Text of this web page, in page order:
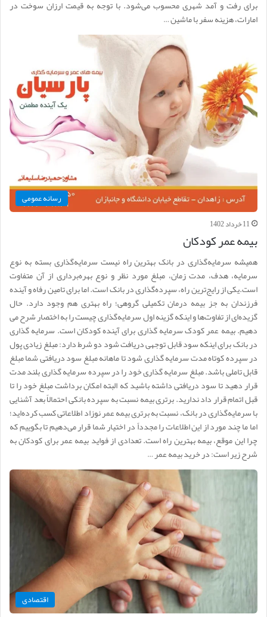
برای رفت و آمد شهری محسوب می‌شود. با توجه به قیمت ارزان سوخت در
امارات، هزینه سفر با ماشین …
رسانه عمومی
11 خرداد 1402
بیمه عمر کودکان
همیشه سرمایه‌گذاری در بانک بهترین راه نیست سرمایه‌گذاری بسته به نوع
سرمایه، هدف، مدت زمان، مبلغ مورد نظر و نوع بهره‌برداری از آن متفاوت
است.یکی از رایج‌ترین راه، سپرده‌گذاری در بانک است. اما برای تامین رفاه و آینده
فرزندان به جز بیمه درمان تکمیلی گروهی؛ راه بهتری هم وجود دارد. حال
گزیده‌ای از تفاوت‌ها و اینکه گزینه اول سرمایه‌گذاری چیست را به اختصار شرح می
دهیم. بیمه عمر کودک سرمایه گذاری برای آینده کودکان است. سرمایه گذاری
در بانک برای اینکه سود قابل توجهی دریافت شود دو شرط دارد: مبلغ زیادی پول
در سپرده کوتاه مدت سرمایه گذاری شود تا ماهانه مبلغ سود دریافتی شما مبلغ
قابل تاملی باشد. مبلغ سرمایه گذاری خود را در سپرده سرمایه گذاری بلند مدت
قرار دهید تا سود دریافتی داشته باشید که البته امکان برداشت مبلغ خود را تا
قبل اتمام قرار داد ندارید. برتری بیمه نسبت به سپرده بانکی احتمالاً بعد آشنایی
با سرمایه‌گذاری در بانک، نسبت به برتری بیمه عمر نوزاد اطلاعاتی کسب کرده‌اید؛
اما ما چند مورد از این اطلاعات را مجدداً در اختیار شما قرار می‌دهیم تا بگوییم که
چرا این موقع، بیمه بهترین راه است. تعدادی از فواید بیمه عمر برای کودکان به
شرح زیر است: در خرید بیمه عمر …
اقتصادی